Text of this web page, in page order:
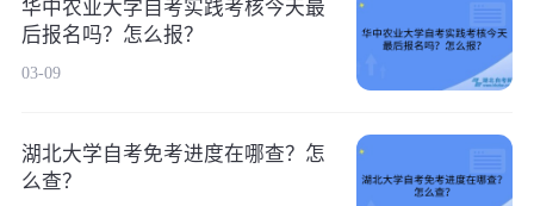
华中农业大学自考实践考核今天最
后报名吗？怎么报？
03-09
湖北大学自考免考进度在哪查？怎
么查？